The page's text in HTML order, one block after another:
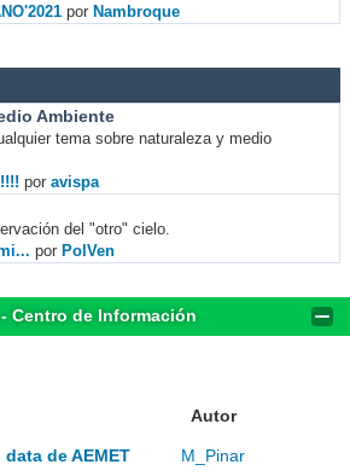
por Nambroque
Ambiente
tema sobre naturaleza y medio
por avispa
del "otro" cielo.
por PolVen
Centro de Información
Autor
de AEMET
M_Pinar